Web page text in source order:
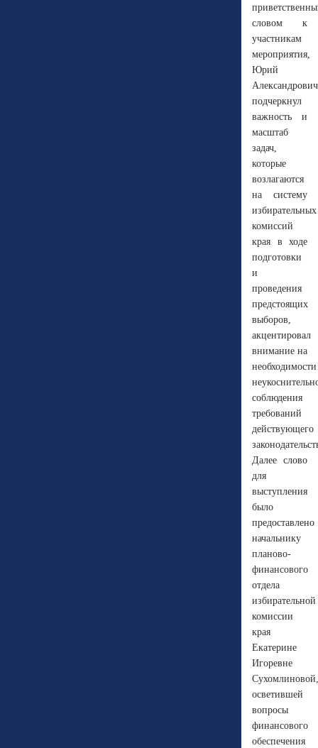
словом к
участникам
мероприятия,
Юрий
Александрович
подчеркнул
важность и
масштаб
задач,
которые
возлагаются
на систему
избирательных
комиссий
края в ходе
подготовки
и
проведения
предстоящих
выборов,
акцентировал
внимание на
необходимости
соблюдения
требований
действующего
Далее слово
для
выступления
было
предоставлено
начальнику
планово-
финансового
отдела
избирательной
комиссии
края
Екатерине
Игоревне
Сухомлиновой,
осветившей
вопросы
финансового
обеспечения